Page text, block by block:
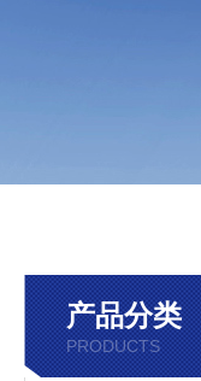
产品分类
PRODUCTS